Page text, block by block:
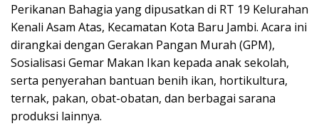
Perikanan Bahagia yang dipusatkan di RT 19 Kelurahan
Kenali Asam Atas, Kecamatan Kota Baru Jambi. Acara ini
dirangkai dengan Gerakan Pangan Murah (GPM),
Sosialisasi Gemar Makan Ikan kepada anak sekolah,
serta penyerahan bantuan benih ikan, hortikultura,
ternak, pakan, obat-obatan, dan berbagai sarana
produksi lainnya.